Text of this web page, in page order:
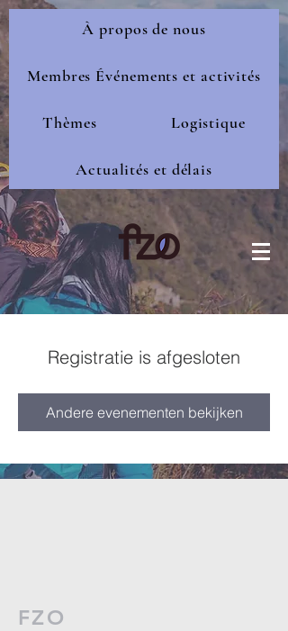
À propos de nous
Membres Événements et activités
Thèmes Logistique
Actualités et délais
Registratie is afgesloten
Andere evenementen bekijken
FZO